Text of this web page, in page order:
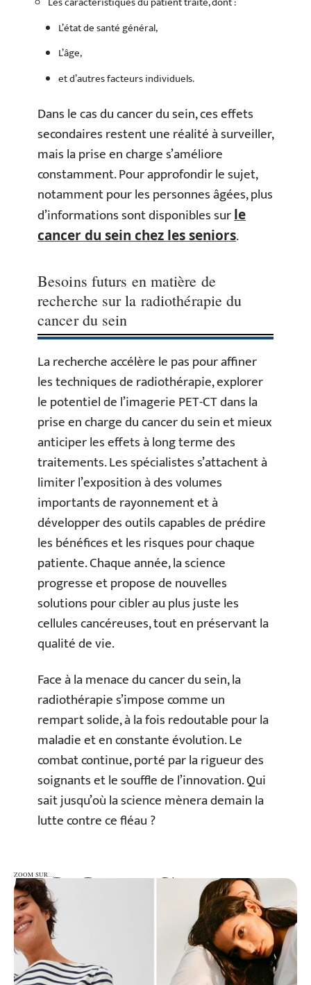
L’état de santé général,
L’âge,
et d’autres facteurs individuels.
Dans le cas du cancer du sein, ces effets
secondaires restent une réalité à surveiller,
mais la prise en charge s’améliore
constamment. Pour approfondir le sujet,
notamment pour les personnes âgées, plus
d’informations sont disponibles surle
cancer du sein chez les seniors.
Besoins futurs en matière de
recherche sur la radiothérapie du
cancer du sein
La recherche accélère le pas pour affiner
les techniques de radiothérapie, explorer
le potentiel de l’imagerie PET-CT dans la
prise en charge du cancer du sein et mieux
anticiper les effets à long terme des
traitements. Les spécialistes s’attachent à
limiter l’exposition à des volumes
importants de rayonnement et à
développer des outils capables de prédire
les bénéfices et les risques pour chaque
patiente. Chaque année, la science
progresse et propose de nouvelles
solutions pour cibler au plus juste les
cellules cancéreuses, tout en préservant la
qualité de vie.
Face à la menace du cancer du sein, la
radiothérapie s’impose comme un
rempart solide, à la fois redoutable pour la
maladie et en constante évolution. Le
combat continue, porté par la rigueur des
soignants et le souffle de l’innovation. Qui
sait jusqu’où la science mènera demain la
lutte contre ce fléau ?
ZOOM SUR…
ZOOM SUR…